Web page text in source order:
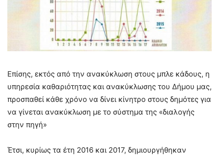
Επίσης, εκτός από την ανακύκλωση στους μπλε κάδους, η
υπηρεσία καθαριότητας και ανακύκλωσης του Δήμου μας,
προσπαθεί κάθε χρόνο να δίνει κίνητρο στους δημότες για
να γίνεται ανακύκλωση με το σύστημα της «διαλογής
στην πηγή»
Έτσι, κυρίως τα έτη 2016 και 2017, δημιουργήθηκαν